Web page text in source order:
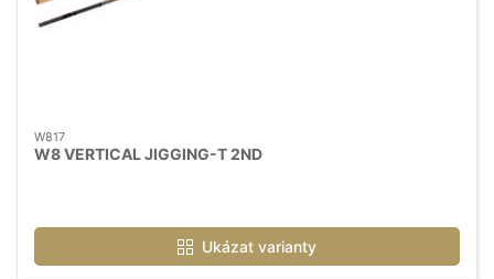
W817
W8 VERTICAL JIGGING-T 2ND
Ukázat varianty